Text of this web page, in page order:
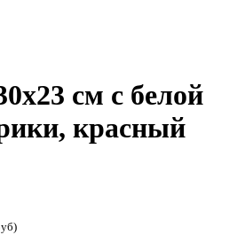
см с белой
красный